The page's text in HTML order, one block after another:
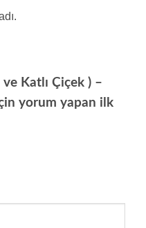
ve Katlı Çiçek ) –
yorum yapan ilk